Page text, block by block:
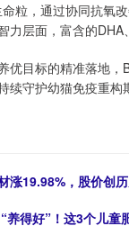
粒，通过协同抗氧
力层面，富含的
优目标的精准落地
续守护幼猫免疫重构
涨19.98%，股价创
养得好”！这3个儿童